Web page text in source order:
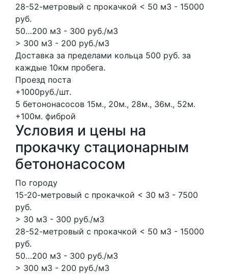
28-52-метровый с прокачкой < 50 м3 - 15000
руб.
50…200 м3 - 300 руб./м3
> 300 м3 - 200 руб./м3
Доставка за пределами кольца 500 руб. за
каждые 10км пробега.
Проезд поста
+1000руб./шт.
5 бетононасосов 15м., 20м., 28м., 36м., 52м.
+100м. фиброй
Условия и цены на
прокачку стационарным
бетононасосом
По городу
15-20-метровый с прокачкой < 30 м3 - 7500
руб.
> 30 м3 - 300 руб./м3
28-52-метровый с прокачкой < 50 м3 - 15000
руб.
50…200 м3 - 300 руб./м3
> 300 м3 - 200 руб./м3